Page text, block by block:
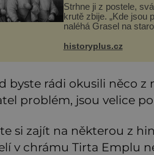
Strhne ji z postele,
krutě zbije. „Kde jsou
naléhá Grasel na
neprozradí – ostatně ani
spokojí se lupič s
historyplus.cz
byste rádi okusili něco
problém, jsou velice
si zajít na některou z
v chrámu Tirta Emplu